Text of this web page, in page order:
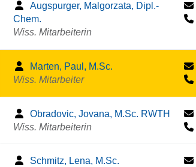
Augspurger, Malgorzata, Dipl.-
Chem.
Wiss. Mitarbeiterin
Marten, Paul, M.Sc.
Wiss. Mitarbeiter
Obradovic, Jovana, M.Sc. RWTH
Wiss. Mitarbeiterin
Schmitz, Lena, M.Sc.